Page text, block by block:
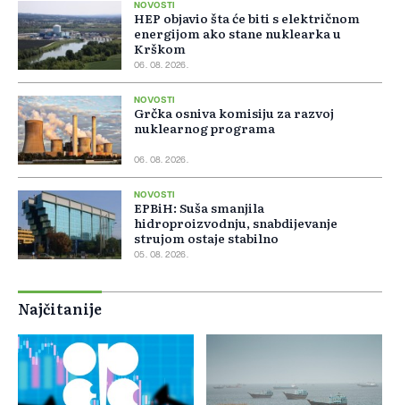
NOVOSTI
HEP objavio šta će biti s električnom
energijom ako stane nuklearka u
Krškom
06. 08. 2026.
NOVOSTI
Grčka osniva komisiju za razvoj
nuklearnog programa
06. 08. 2026.
NOVOSTI
EPBiH: Suša smanjila
hidroproizvodnju, snabdijevanje
strujom ostaje stabilno
05. 08. 2026.
Najčitanije